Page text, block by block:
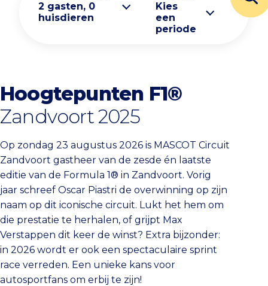
2 gasten, 0
huisdieren
Kies
een
periode
Hoogtepunten F1®
Zandvoort 2025
Op zondag 23 augustus 2026 is MASCOT Circuit
Zandvoort gastheer van de zesde én laatste
editie van de Formula 1® in Zandvoort. Vorig
jaar schreef Oscar Piastri de overwinning op zijn
naam op dit iconische circuit. Lukt het hem om
die prestatie te herhalen, of grijpt Max
Verstappen dit keer de winst? Extra bijzonder:
in 2026 wordt er ook een spectaculaire sprint
race verreden. Een unieke kans voor
autosportfans om erbij te zijn!